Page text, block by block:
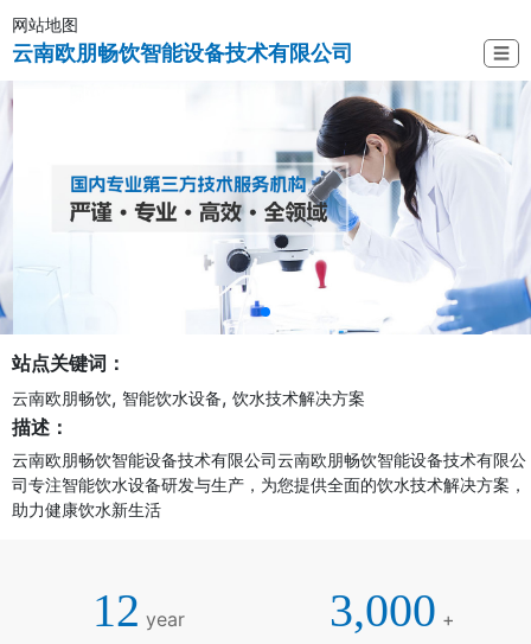
网站地图
云南欧朋畅饮智能设备技术有限公司 ☰
站点关键词：
云南欧朋畅饮, 智能饮水设备, 饮水技术解决方案
描述：
云南欧朋畅饮智能设备技术有限公司云南欧朋畅饮智能设备技术有限公
司专注智能饮水设备研发与生产，为您提供全面的饮水技术解决方案，
助力健康饮水新生活
12 year 3,000 +